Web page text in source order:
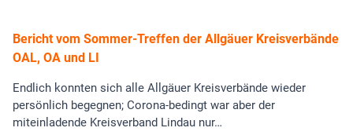
Bericht vom Sommer-Treffen der Allgäuer Kreisverbände
OAL, OA und LI
Endlich konnten sich alle Allgäuer Kreisverbände wieder
persönlich begegnen; Corona-bedingt war aber der
miteinladende Kreisverband Lindau nur…